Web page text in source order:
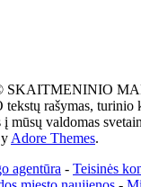
SKAITMENINIO
rašymas, turinio
mūsų valdomas
Adore Themes.
agentūra - Teisinės